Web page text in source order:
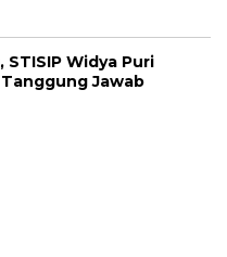
Widya Puri
Jawab